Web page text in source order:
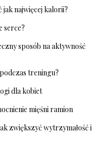
jak najwięcej kalorii?
serce?
sposób na aktywność
treningu?
dla kobiet
mięśni ramion
zwiększyć wytrzymałość i